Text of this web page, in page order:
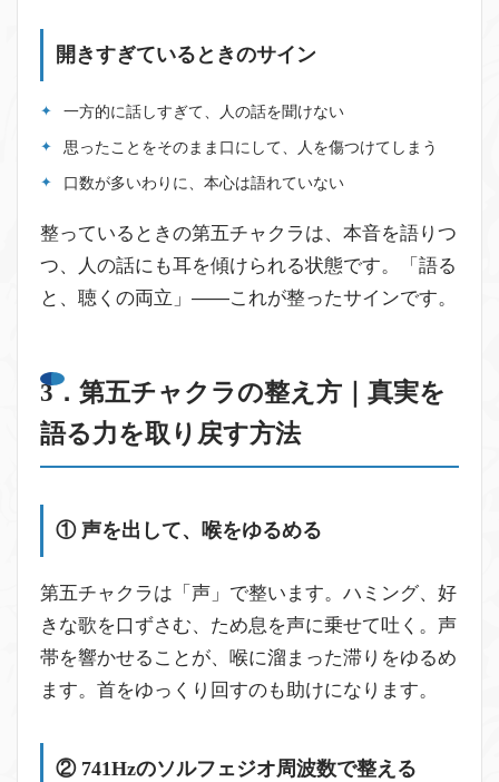
開きすぎているときのサイン
一方的に話しすぎて、人の話を聞けない
思ったことをそのまま口にして、人を傷つけてしまう
口数が多いわりに、本心は語れていない
整っているときの第五チャクラは、本音を語りつ
つ、人の話にも耳を傾けられる状態です。「語る
と、聴くの両立」——これが整ったサインです。
3．第五チャクラの整え方｜真実を
語る力を取り戻す方法
① 声を出して、喉をゆるめる
第五チャクラは「声」で整います。ハミング、好
きな歌を口ずさむ、ため息を声に乗せて吐く。声
帯を響かせることが、喉に溜まった滞りをゆるめ
ます。首をゆっくり回すのも助けになります。
② 741Hzのソルフェジオ周波数で整える